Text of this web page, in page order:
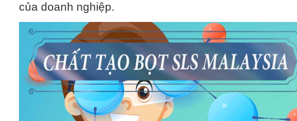
của doanh nghiệp.